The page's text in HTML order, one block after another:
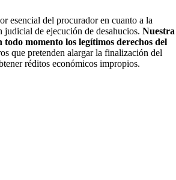
esencial del procurador en cuanto a la
de ejecución de desahucios. Nuestra
todo momento los legítimos derechos del
que pretenden alargar la finalización del
réditos económicos impropios.